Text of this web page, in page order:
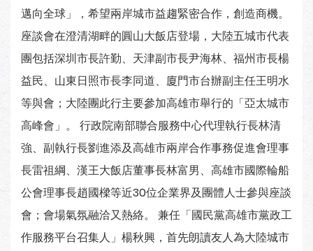
邁向全球」，希望兩岸城市益趨緊密合作，創造商機。
座談會在澄清湖畔的圓山大飯店登場，大陸五城市代表
團包括深圳市長許勤、天津副市長尹海林、福州市長楊
益民、山東日照市長李同道、廈門市台辦副主任王明水
等與會；大陸團此行主要參加高雄市舉行的「亞太城市
高峰會」。 行政院南部聯合服務中心代理執行長林清
強、副執行長劉進添及高雄市兩岸合作事務促進會理事
長雷祖綱、漢王大飯店董事長林富男、高雄市國際輪船
公會理事長趙國樑等近30位企業界及團體人士參與座談
會；會場氣氛融洽又熱絡。 兼任「國民黨高雄市黨政工
作服務平台召集人」楊秋興，首先朗讀友人為大陸城市